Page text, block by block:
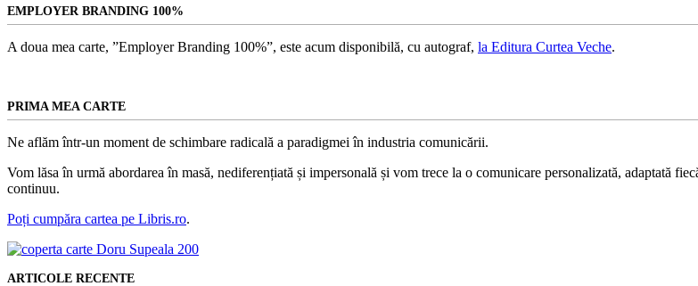
EMPLOYER BRANDING 100%
A doua mea carte, ”Employer Branding 100%”, este acum disponibilă, cu autograf, la Editura Curtea Veche.
PRIMA MEA CARTE
Ne aflăm într-un moment de schimbare radicală a paradigmei în industria comunicării.
Vom lăsa în urmă abordarea în masă, nediferențiată și impersonală și vom trece la o comunicare personalizată, adaptată
continuu.
Poți cumpăra cartea pe Libris.ro.
ARTICOLE RECENTE